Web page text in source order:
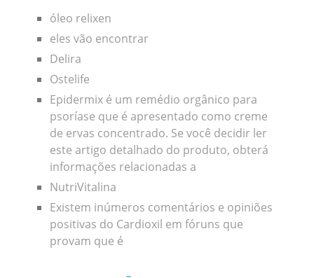
óleo relixen
eles vão encontrar
Delira
Ostelife
Epidermix é um remédio orgânico para
psoríase que é apresentado como creme
de ervas concentrado. Se você decidir ler
este artigo detalhado do produto, obterá
informações relacionadas a
NutriVitalina
Existem inúmeros comentários e opiniões
positivas do Cardioxil em fóruns que
provam que é